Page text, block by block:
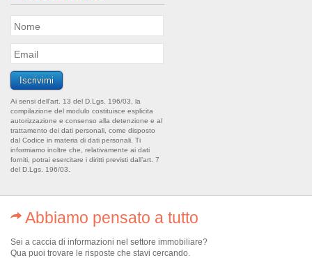
Ai sensi dell’art. 13 del D.Lgs. 196/03, la
compilazione del modulo costituisce esplicita
autorizzazione e consenso alla detenzione e al
trattamento dei dati personali, come disposto
dal Codice in materia di dati personali. Ti
informiamo inoltre che, relativamente ai dati
forniti, potrai esercitare i diritti previsti dall’art. 7
del D.Lgs. 196/03.
Abbiamo pensato a tutto
Sei a caccia di informazioni nel settore immobiliare?
Qua puoi trovare le risposte che stavi cercando.